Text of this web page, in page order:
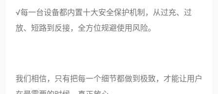
√每一台设备都内置十大安全保护机制，从过充、过
放、短路到反接，全方位规避使用风险。
我们相信，只有把每一个细节都做到极致，才能让用户